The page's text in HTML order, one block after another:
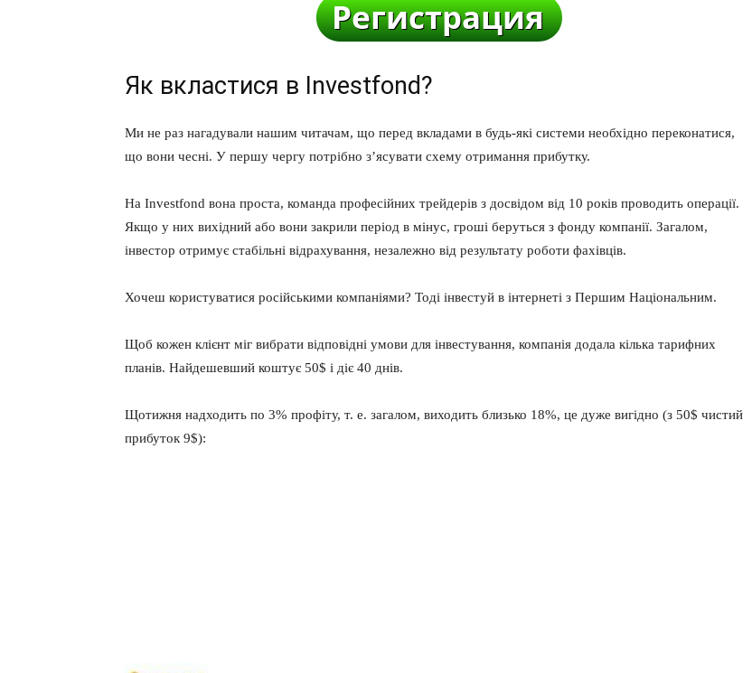
Як вкластися в Investfond?
Ми не раз нагадували нашим читачам, що перед вкладами в будь-які системи необхідно переконатися,
що вони чесні. У першу чергу потрібно з’ясувати схему отримання прибутку.
На Investfond вона проста, команда професійних трейдерів з досвідом від 10 років проводить операції.
Якщо у них вихідний або вони закрили період в мінус, гроші беруться з фонду компанії. Загалом,
інвестор отримує стабільні відрахування, незалежно від результату роботи фахівців.
Хочеш користуватися російськими компаніями? Тоді інвестуй в інтернеті з Першим Національним.
Щоб кожен клієнт міг вибрати відповідні умови для інвестування, компанія додала кілька тарифних
планів. Найдешевший коштує 50$ і діє 40 днів.
Щотижня надходить по 3% профіту, т. е. загалом, виходить близько 18%, це дуже вигідно (з 50$ чистий
прибуток 9$):